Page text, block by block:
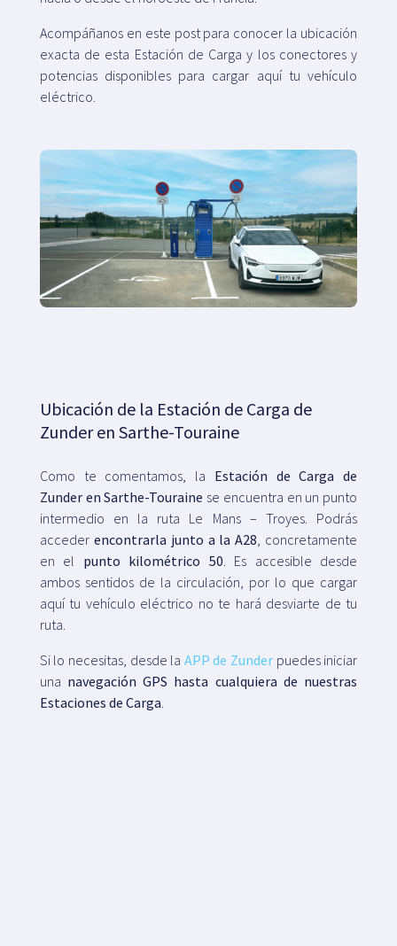
+34 979 300 500
Acompáñanos en este post para conocer la ubicación
exacta de esta Estación de Carga y los conectores y
potencias disponibles para cargar aquí tu vehículo
eléctrico.
Ubicación de la Estación de Carga de
Zunder en Sarthe-Touraine
Como te comentamos, la Estación de Carga de
Zunder en Sarthe-Touraine se encuentra en un punto
intermedio en la ruta Le Mans – Troyes. Podrás
acceder encontrarla junto a la A28, concretamente
en el punto kilométrico 50. Es accesible desde
ambos sentidos de la circulación, por lo que cargar
aquí tu vehículo eléctrico no te hará desviarte de tu
ruta.
Si lo necesitas, desde la APP de Zunder puedes iniciar
una navegación GPS hasta cualquiera de nuestras
Estaciones de Carga.